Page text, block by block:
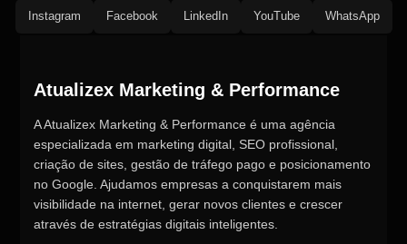
Instagram Facebook LinkedIn YouTube WhatsApp
Atualizex Marketing & Performance
A Atualizex Marketing & Performance é uma agência
especializada em marketing digital, SEO profissional,
criação de sites, gestão de tráfego pago e posicionamento
no Google. Ajudamos empresas a conquistarem mais
visibilidade na internet, gerar novos clientes e crescer
através de estratégias digitais inteligentes.